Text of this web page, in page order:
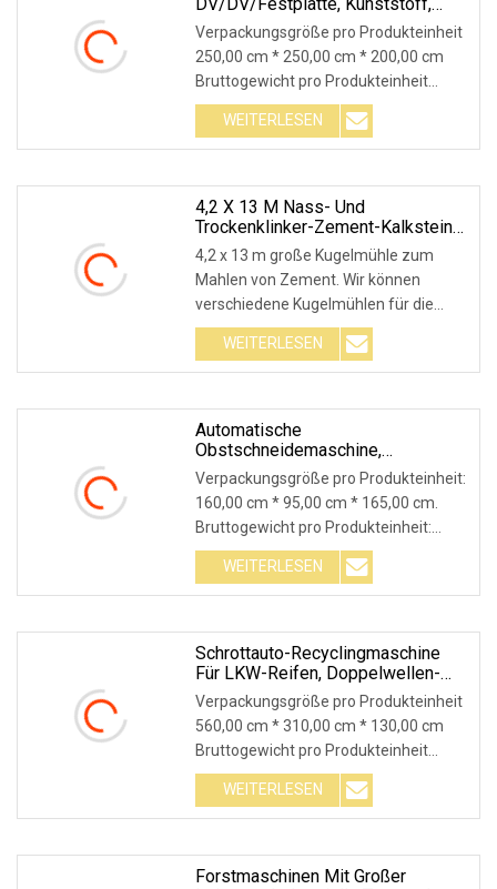
Metall, Papier, Holz, Stoff, Blatt,
Msw-Industrie, Elektroschrott,
Kleine Mini-Schreddermaschine
Verpackungsgröße pro Produkteinheit
250,00 cm * 250,00 cm * 200,00 cm
Bruttogewicht pro Produkteinheit
1000,000 kg Doppelwellen-Abfall
DV/DV/Festplatte Kunststoff Metall
Kleine Mini-Aktenvernichter-
WEITERLESEN
4,2 X 13 M Nass- Und
Trockenklinker-Zement-Kalkstein-
Bergbau-Schlacke-
Mahlkugelmühle
4,2 x 13 m große Kugelmühle zum
Mahlen von Zement. Wir können
verschiedene Kugelmühlen für die
Zementindustrie und andere
Industriezweige anbieten. Detaillierte
technische Spezifikation Φ4,2×13m
Doppelschieber).
WEITERLESEN
Automatische
Obstschneidemaschine,
Wurzelgemüse-
Schneidemaschine, Taro-
Würfelmaschine,
Kartoffelschredder,
Küchenausrüstung, Blattgemüse-
Schneidemaschine
Verpackungsgröße pro Produkteinheit:
160,00 cm * 95,00 cm * 165,00 cm.
Bruttogewicht pro Produkteinheit:
240,000 kg. Automatische
Obstschneideanlage, Wurzelgemüse-
Schneidemaschine, Taro-
Kartoffelschredder
WEITERLESEN
Schrottauto-Recyclingmaschine
Für LKW-Reifen, Doppelwellen-
Schredder Aus Metall
Verpackungsgröße pro Produkteinheit
560,00 cm * 310,00 cm * 130,00 cm
Bruttogewicht pro Produkteinheit
13000,000 kg Zweiwellen-Zerkleinerer
der WLS-Serie Der Zweiwellen-
Zerkleinerer der WLS-Serie übernimmt
WEITERLESEN
Forstmaschinen Mit Großer